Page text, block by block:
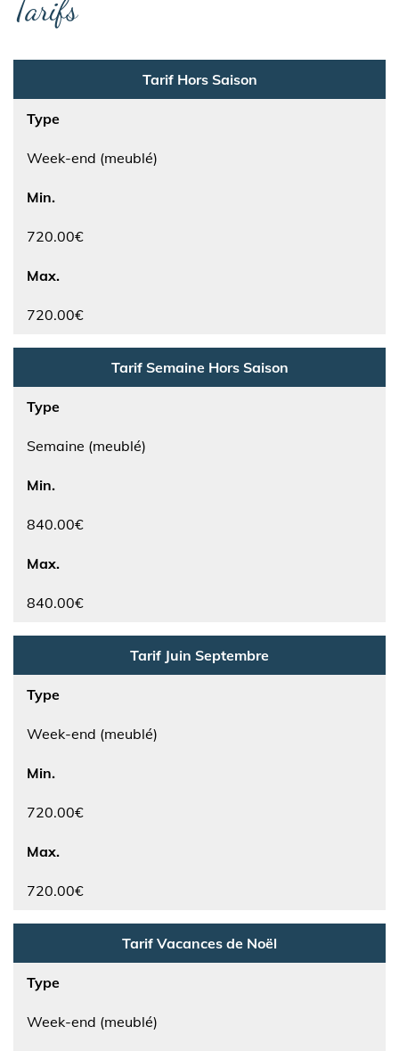
Tarifs
Tarif Hors Saison
Type
Week-end (meublé)
Min.
720.00€
Max.
720.00€
Tarif Semaine Hors Saison
Type
Semaine (meublé)
Min.
840.00€
Max.
840.00€
Tarif Juin Septembre
Type
Week-end (meublé)
Min.
720.00€
Max.
720.00€
Tarif Vacances de Noël
Type
Week-end (meublé)